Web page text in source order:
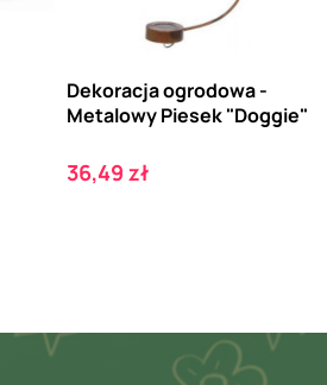
Dekoracja ogrodowa -
Metalowy Piesek "Doggie"
Cena
36,49 zł